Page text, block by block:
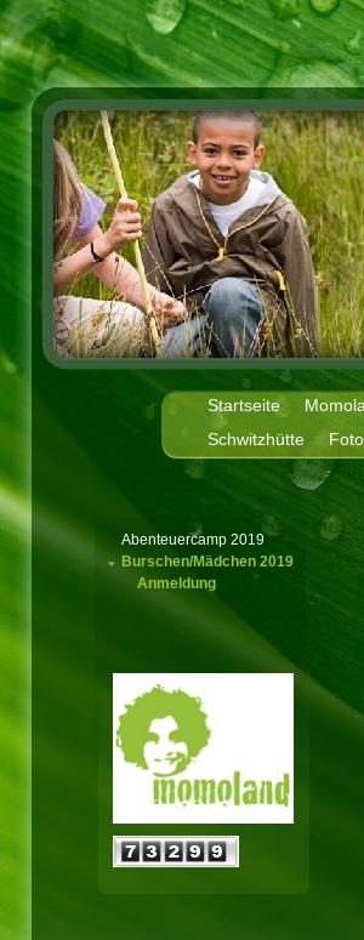
Startseite
Schwitzhütte
Abenteuercamp 2019
Burschen/Mädchen 2019
Anmeldung